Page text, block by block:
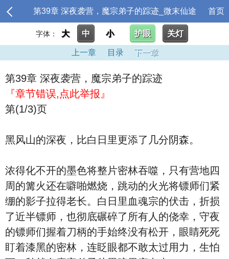
第39章 深夜袭营，魔宗弟子的踪迹_微末仙途 首页
字体： 大 中 小 护眼 关灯
上一章 目录 下一章
第39章 深夜袭营，魔宗弟子的踪迹
『章节错误,点此举报』
第(1/3)页
黑风山的深夜，比白日里更添了几分阴森。
浓得化不开的墨色将整片密林吞噬，只有营地四
周的篝火还在噼啪燃烧，跳动的火光将镖师们紧
绷的影子拉得老长。白日里血魂宗的伏击，折损
了近半镖师，也彻底碾碎了所有人的侥幸，守夜
的镖师们握着刀柄的手始终没有松开，眼睛死死
盯着漆黑的密林，连眨眼都不敢太过用力，生怕